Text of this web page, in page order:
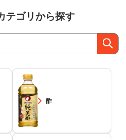
テゴリから探す
酢